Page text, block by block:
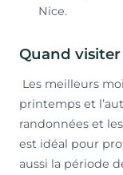
Nice.
Quand
Les meilleurs
printemps et
randonnées et
est idéal pour
aussi la période